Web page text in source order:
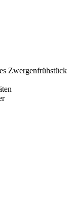
Zwergenfrühstück